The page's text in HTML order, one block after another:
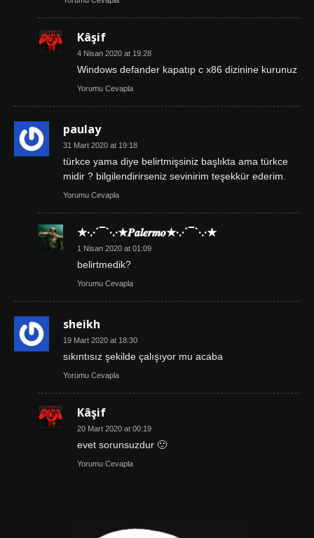
Kâşif
4 Nisan 2020 at 19:28
Windows defander kapatıp c x86 dizinine kurunuz
Yorumu Cevapla
paulay
31 Mart 2020 at 19:18
türkce yama diye belirtmişsiniz başlıkta ama türkce
midir ? bilgilendirirseniz sevinirim teşekkür ederim.
Yorumu Cevapla
★·.·´¯`·.·★𝑷𝒂𝒍𝒆𝒓𝒎𝒐★·.·´¯`·.·★
1 Nisan 2020 at 01:09
belirtmedik?
Yorumu Cevapla
sheikh
19 Mart 2020 at 18:30
sıkıntısız şekilde çalışıyor mu acaba
Yorumu Cevapla
Kâşif
20 Mart 2020 at 00:19
evet sorunsuzdur 🙂
Yorumu Cevapla